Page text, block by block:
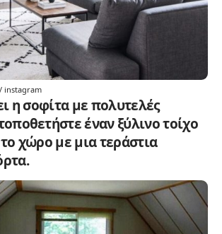
instagram
η σοφίτα με πολυτελές
έναν ξύλινο τοίχο
χώρο με μια τεράστια